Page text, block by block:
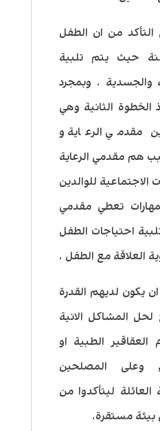
التأكد من ان الطفل
حيث يتم تلبية
والجسدية . وبمجرد
الخطوة الثانية وهي
مقدمي الرعاية و
هم مقدمي الرعاية
الاجتماعية للوالدين
تعطي مقدمي
احتياجات الطفل
العلاقة مع الطفل .
يكون لديهم القدرة
المشاكل الانية
الطبية او
وعلى المصلحين
العائلة ليتأكدوا من
بيئة مستقرة.